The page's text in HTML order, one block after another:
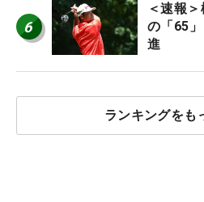
6
＜速報
の「65
進
ランキングをも